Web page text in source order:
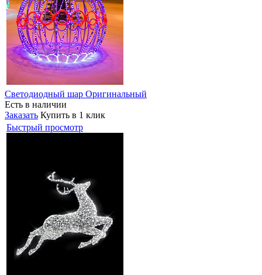
Светодиодный шар Оригинальный
Есть в наличии
Заказать Купить в 1 клик
Быстрый просмотр